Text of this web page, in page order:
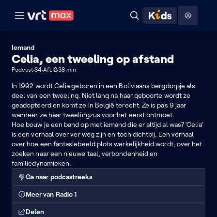
Naar hoofdinhoud Naar audiodescriptie Naar help
Zoeken
ontdekken
Iemand
Celia, een tweeling op afstand
PodcastS4Afl.1238 min
In 1992 wordt Celia geboren in een Boliviaans bergdorpje als
deel van een tweeling. Niet lang na haar geboorte wordt ze
geadopteerd en komt ze in België terecht. Ze is pas 9 jaar
wanneer ze haar tweelingzus voor het eerst ontmoet.
Hoe bouw je een band op met iemand die er altijd al was? ‘Celia’
is een verhaal over ver weg zijn en toch dichtbij. Een verhaal
over hoe een fantasiebeeld plots werkelijkheid wordt, over het
zoeken naar een nieuwe taal, verbondenheid en
familiedynamieken.
Ga naar podcastreeks
Meer van Radio 1
Delen